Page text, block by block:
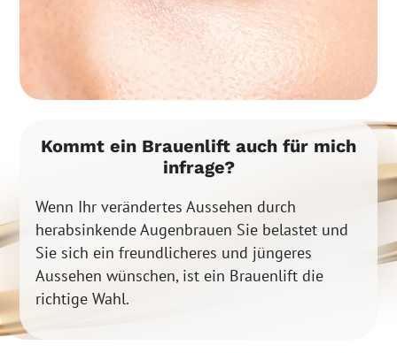
Kommt ein Brauenlift auch für mich
infrage?
Wenn Ihr verändertes Aussehen durch
herabsinkende Augenbrauen Sie belastet und
Sie sich ein freundlicheres und jüngeres
Aussehen wünschen, ist ein Brauenlift die
richtige Wahl.